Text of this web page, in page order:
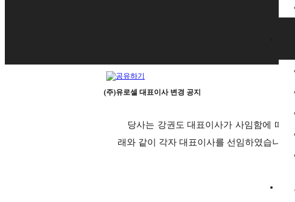
(주)유로셀 대표이사 변경 공지
당사는 강권도 대표이사가 사임함에 따라
래와 같이 각자 대표이사를 선임하였습니다